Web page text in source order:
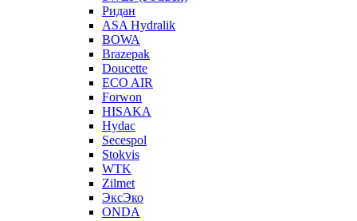
Ридан
ASA Hydralik
BOWA
Brazepak
Doucette
ECO AIR
Forwon
HISAKA
Hydac
Secespol
Stokvis
WTK
Zilmet
ЭксЭко
ONDA